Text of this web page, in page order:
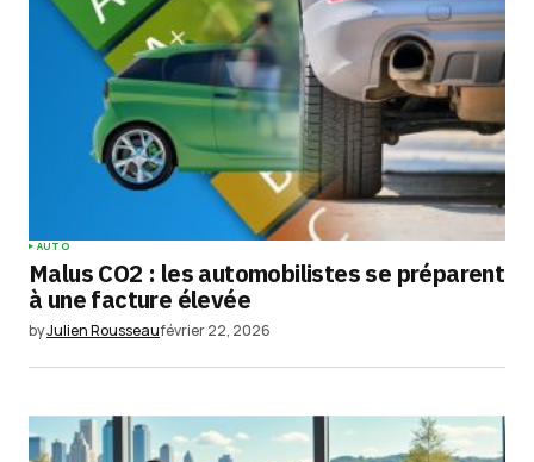
AUTO
Malus CO2 : les automobilistes se préparent
à une facture élevée
byJulien Rousseaufévrier 22, 2026